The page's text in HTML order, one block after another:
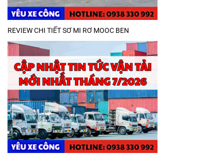
REVIEW CHI TIẾT SƠ MI RƠ MOOC BEN